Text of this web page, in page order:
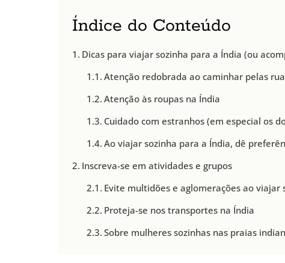
Índice do Conteúdo
Dicas para viajar sozinha para a Índia (ou
Atenção redobrada ao caminhar pelas
Atenção às roupas na Índia
Cuidado com estranhos (em especial os
Ao viajar sozinha para a Índia, dê
Inscreva-se em atividades e grupos
Evite multidões e aglomerações ao viajar
Proteja-se nos transportes na Índia
Sobre mulheres sozinhas nas praias